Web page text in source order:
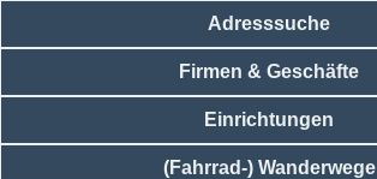
Adresssuche
Firmen & Geschäfte
Einrichtungen
(Fahrrad-) Wanderwege